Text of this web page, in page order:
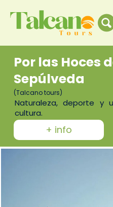
Por las Hoces
Sepúlveda
(Talcano tours)
Naturaleza, deporte y
cultura.
+ info